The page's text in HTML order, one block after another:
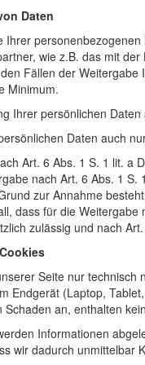
Daten
Ihrer
wie z.B. das mit
Fällen der
Minimum.
Ihrer persönlichen
Daten auch
Art. 6 Abs. 1 S. 1 lit. a
nach Art. 6 Abs. 1 S.
zur Annahme
dass für die Weitergabe
zulässig und nach
Seite nur technisch
Endgerät (Laptop,
Schaden an, enthalten
Informationen
wir dadurch unmittelbar